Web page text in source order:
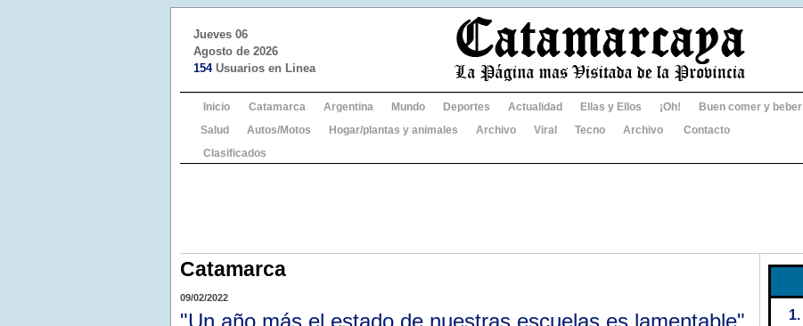
Jueves 06
Agosto de 2026
154Usuarios en Linea
Inicio Catamarca Argentina Mundo Deportes Actualidad Ellas y Ellos ¡Oh!
Buen comer y beber
Salud
Autos/Motos Hogar/plantas y animales Archivo Viral Tecno Archivo
Contacto
Clasificados
Catamarca
09/02/2022
"Un año más el estado de nuestras escuelas es lamentable"